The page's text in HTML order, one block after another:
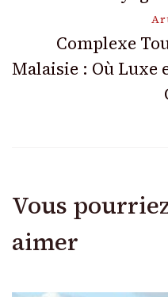
articles
Complexe
Malaisie : Où Luxe
Vous
aimer